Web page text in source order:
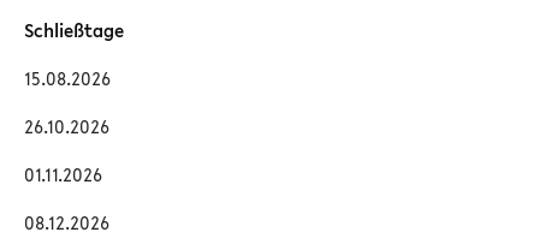
Schließtage
15.08.2026
26.10.2026
01.11.2026
08.12.2026